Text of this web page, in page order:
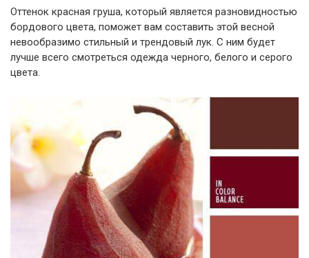
Оттенок красная груша, который является разновидностью
бордового цвета, поможет вам составить этой весной
невообразимо стильный и трендовый лук. С ним будет
лучше всего смотреться одежда черного, белого и серого
цвета.